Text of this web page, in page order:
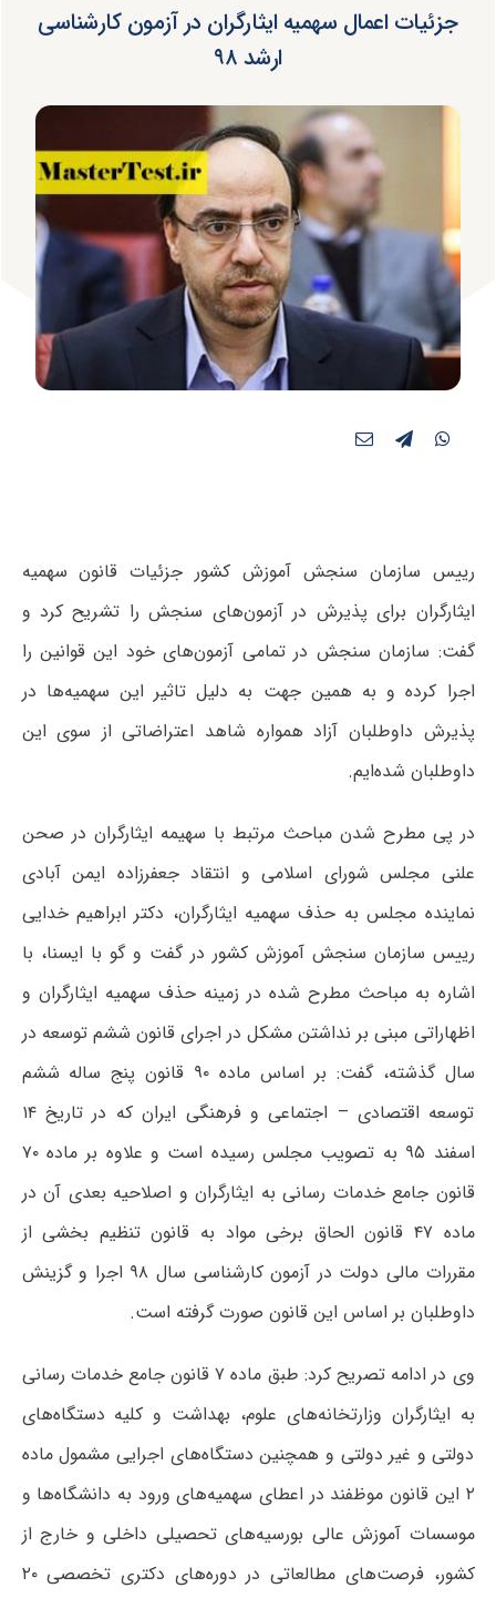
جزئیات اعمال سهمیه ایثارگران در آزمون‌ کارشناسی
ارشد ۹۸
رییس سازمان سنجش آموزش کشور جزئیات قانون سهمیه
ایثارگران برای پذیرش در آزمون‌های سنجش را تشریح کرد و
گفت: سازمان سنجش در تمامی آزمون‌های خود این قوانین را
اجرا کرده و به همین جهت به دلیل تاثیر این سهمیه‌ها در
پذیرش داوطلبان آزاد همواره شاهد اعتراضاتی از سوی این
داوطلبان شده‌ایم.
در پی مطرح شدن مباحث مرتبط با سهیمه ایثارگران در صحن
علنی مجلس شورای اسلامی و انتقاد جعفرزاده ایمن آبادی
نماینده مجلس به حذف سهمیه ایثارگران، دکتر ابراهیم خدایی
رییس سازمان سنجش آموزش کشور در گفت و گو با ایسنا، با
اشاره به مباحث مطرح شده در زمینه حذف سهمیه ایثارگران و
اظهاراتی مبنی بر نداشتن مشکل در اجرای قانون ششم توسعه در
سال گذشته، گفت: بر اساس ماده ۹۰ قانون پنج ساله ششم
توسعه اقتصادی – اجتماعی و فرهنگی ایران که در تاریخ ۱۴
اسفند ۹۵ به تصویب مجلس رسیده است و علاوه بر ماده ۷۰
قانون جامع خدمات رسانی به ایثارگران و اصلاحیه بعدی آن در
ماده ۴۷ قانون الحاق برخی مواد به قانون تنظیم بخشی از
مقررات مالی دولت در آزمون کارشناسی سال ۹۸ اجرا و گزینش
داوطلبان بر اساس این قانون صورت گرفته است.
وی در ادامه تصریح کرد: طبق ماده ۷ قانون جامع خدمات رسانی
به ایثارگران وزارتخانه‌های علوم، بهداشت و کلیه دستگاه‌های
دولتی و غیر دولتی و همچنین دستگاه‌های اجرایی مشمول ماده
۲ این قانون موظفند در اعطای سهمیه‌های ورود به دانشگاه‌ها و
موسسات آموزش عالی بورسیه‌های تحصیلی داخلی و خارج از
کشور، فرصت‌های مطالعاتی در دوره‌های دکتری تخصصی ۲۰